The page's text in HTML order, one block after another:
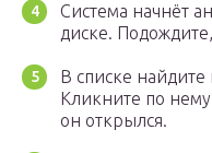
Система начнёт
диске.
В списке
Кликните по
он открылся.